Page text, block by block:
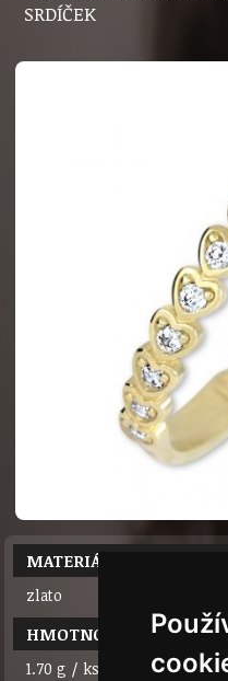
SRDÍČEK
MATERIÁL
zlato
HMOTNOST
1.70 g / ks